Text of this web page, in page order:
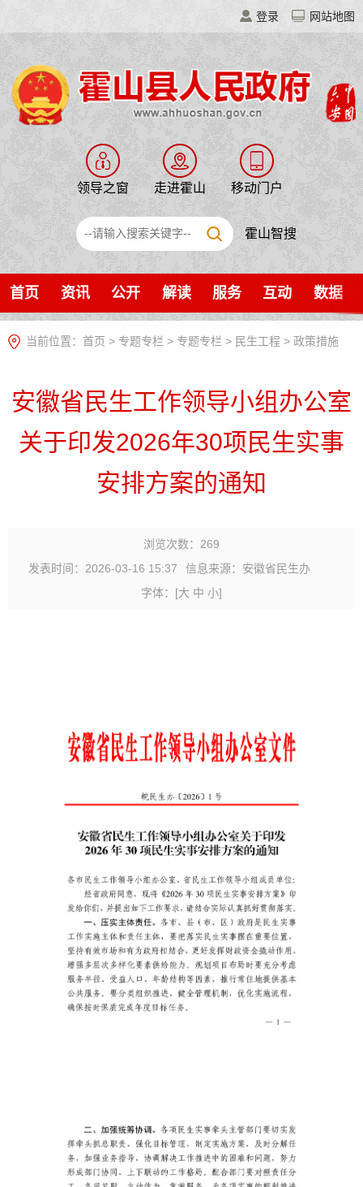
登录 网站地图
领导之窗 走进霍山 移动门户
霍山智搜
首页 资讯 公开 解读 服务 互动 数据
当前位置： 首页 > 专题专栏 > 专题专栏 > 民生工程 > 政策措施
安徽省民生工作领导小组办公室
关于印发2026年30项民生实事
安排方案的通知
浏览次数： 269
发表时间：2026-03-16 15:37
信息来源：安徽省民生办
字体： [大 中 小]